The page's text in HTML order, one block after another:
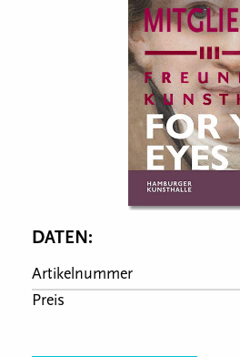
DATEN:
Artikelnummer
Preis